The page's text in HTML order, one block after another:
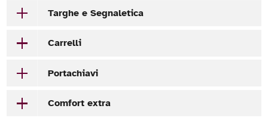
Targhe e Segnaletica
Carrelli
Portachiavi
Comfort extra